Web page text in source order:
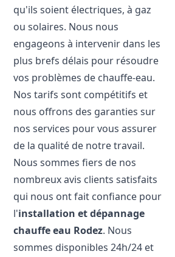
qu'ils soient électriques, à gaz
ou solaires. Nous nous
engageons à intervenir dans les
plus brefs délais pour résoudre
vos problèmes de chauffe-eau.
Nos tarifs sont compétitifs et
nous offrons des garanties sur
nos services pour vous assurer
de la qualité de notre travail.
Nous sommes fiers de nos
nombreux avis clients satisfaits
qui nous ont fait confiance pour
l'installation et dépannage
chauffe eau Rodez. Nous
sommes disponibles 24h/24 et